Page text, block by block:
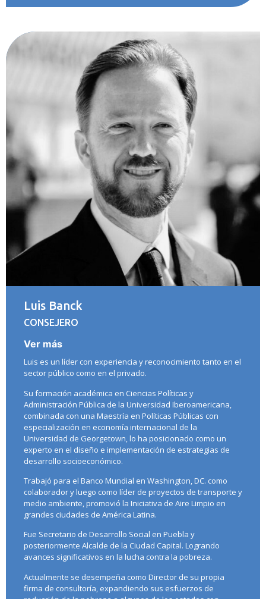
Luis Banck
CONSEJERO
Ver más
Luis es un líder con experiencia y reconocimiento tanto en el
sector público como en el privado.
Su formación académica en Ciencias Políticas y
Administración Pública de la Universidad Iberoamericana,
combinada con una Maestría en Políticas Públicas con
especialización en economía internacional de la
Universidad de Georgetown, lo ha posicionado como un
experto en el diseño e implementación de estrategias de
desarrollo socioeconómico.
Trabajó para el Banco Mundial en Washington, DC. como
colaborador y luego como líder de proyectos de transporte y
medio ambiente, promovió la Iniciativa de Aire Limpio en
grandes ciudades de América Latina.
Fue Secretario de Desarrollo Social en Puebla y
posteriormente Alcalde de la Ciudad Capital. Logrando
avances significativos en la lucha contra la pobreza.
Actualmente se desempeña como Director de su propia
firma de consultoría, expandiendo sus esfuerzos de